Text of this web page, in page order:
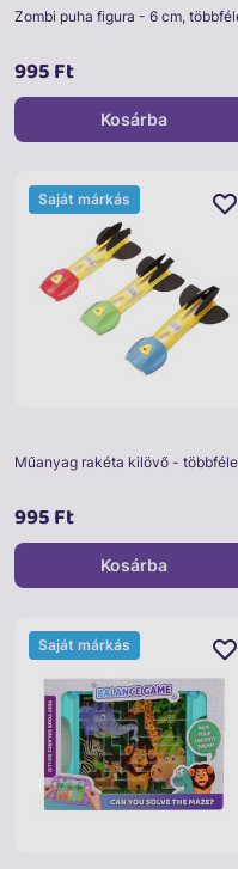
Zombi puha figura - 6 cm,
995 Ft
Kosárba
Műanyag rakéta kilövő - többféle
995 Ft
Saját márkás
Kosárba
Saját márkás